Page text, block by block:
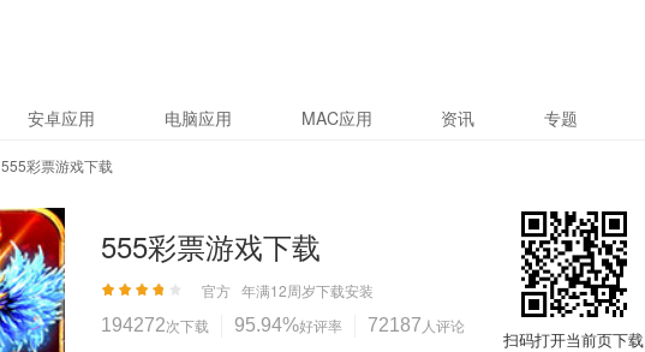
安卓应用 电脑应用 MAC应用 资讯 专题
555彩票游戏下载
555彩票游戏下载
官方 年满12周岁下载安装
194272次下载 95.94%好评率 72187 人评论
扫码打开当前页下载